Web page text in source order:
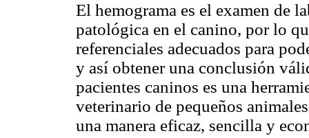
El hemograma es el examen de
patológica en el canino, por lo
referenciales adecuados para
y así obtener una conclusión
pacientes caninos es una
veterinario de pequeños
una manera eficaz, sencilla y